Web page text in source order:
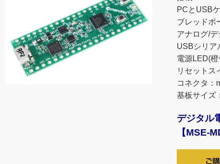
PCとUSB
ブレッドボ
アナログ/
USBシリア
電源LED(
リセットス
コネクタ：
基板サイズ
デジタル
【MSE-